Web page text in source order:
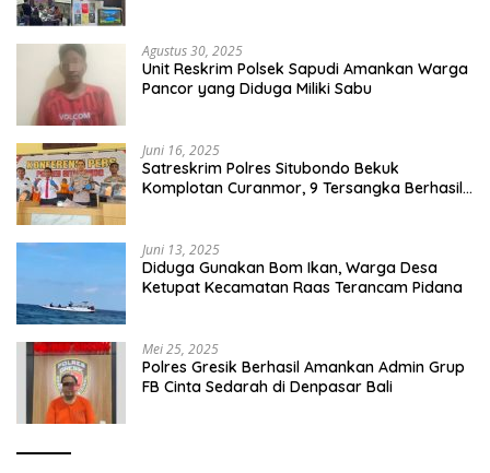
Agustus 30, 2025
Unit Reskrim Polsek Sapudi Amankan Warga
Pancor yang Diduga Miliki Sabu
Juni 16, 2025
Satreskrim Polres Situbondo Bekuk
Komplotan Curanmor, 9 Tersangka Berhasil
Juni 13, 2025
Diduga Gunakan Bom Ikan, Warga Desa
Ketupat Kecamatan Raas Terancam Pidana
Mei 25, 2025
Polres Gresik Berhasil Amankan Admin Grup
FB Cinta Sedarah di Denpasar Bali